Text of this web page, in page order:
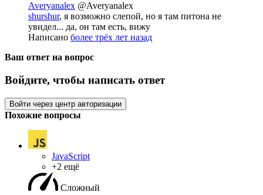
Averyanalex @Averyanalex
shurshur, я возможно слепой, но я там питона не
увидел... да, он там есть, вижу
Написано более трёх лет назад
Ваш ответ на вопрос
Войдите, чтобы написать ответ
Войти через центр авторизации
Похожие вопросы
JavaScript
+2 ещё
Сложный